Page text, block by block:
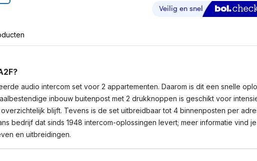
BA2F
2
audio intercom set voor 2 appartementen. Daarom is dit een snelle
inbouw buitenpost met 2 drukknoppen is geschikt voor
blijft. Tevens is de set uitbreidbaar tot 4 binnenposten per
bedrijf dat sinds 1948 intercom-oplossingen levert; meer informatie vind
en uitbreidingen.